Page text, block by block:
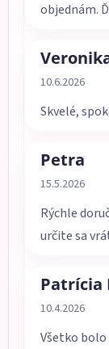
objednám.
Hodnotenie
10.6.2026
Skvelé,
Petra
Hodnotenie
15.5.2026
Rýchle
určite sa
Patrícia
Hodnotenie
10.4.2026
Všetko